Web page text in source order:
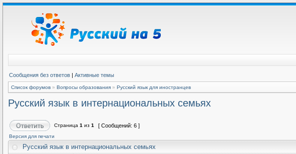
Сообщения без ответов | Активные темы
Список форумов » Вопросы образования » Русский язык для иностранцев
Русский язык в интернациональных семьях
Страница 1 из 1 [ Сообщений: 6 ]
Версия для печати
Русский язык в интернациональных семьях